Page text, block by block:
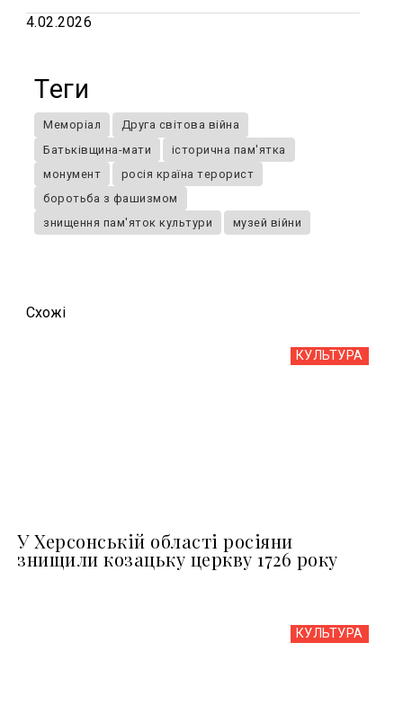
4.02.2026
Теги
Меморіал
Друга світова війна
Батьківщина-мати
історична пам'ятка
монумент
росія країна терорист
боротьба з фашизмом
знищення пам'яток культури
музей війни
Схожi
КУЛЬТУРА
У Херсонській області росіяни
знищили козацьку церкву 1726 року
КУЛЬТУРА